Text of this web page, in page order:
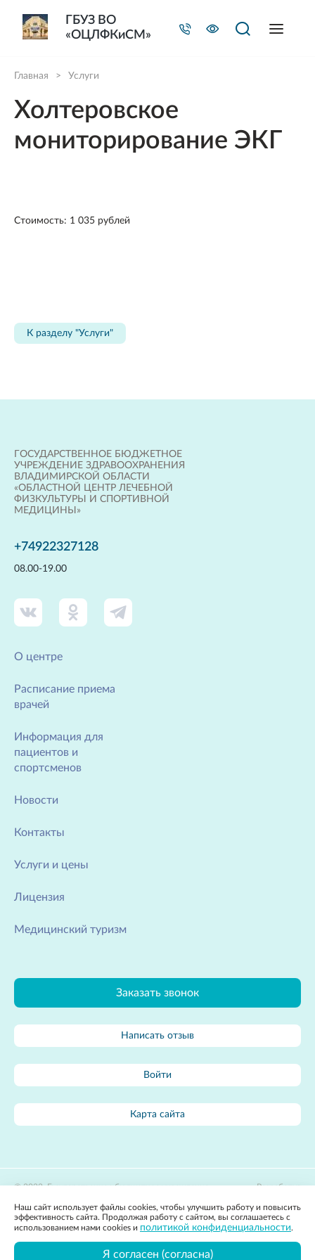
Главная > Услуги
Холтеровское
мониторирование ЭКГ
Стоимость: 1 035 рублей
К разделу "Услуги"
ГБУЗ ВО
«ОЦЛФКиСМ»
ГОСУДАРСТВЕННОЕ БЮДЖЕТНОЕ
УЧРЕЖДЕНИЕ ЗДРАВООХРАНЕНИЯ
ВЛАДИМИРСКОЙ ОБЛАСТИ
«ОБЛАСТНОЙ ЦЕНТР ЛЕЧЕБНОЙ
ФИЗКУЛЬТУРЫ И СПОРТИВНОЙ
МЕДИЦИНЫ»
+74922327128
08.00-19.00
О центре
Расписание приема
врачей
Информация для
пациентов и
спортсменов
Новости
Контакты
Услуги и цены
Лицензия
Медицинский туризм
Заказать звонок
Написать отзыв
Войти
Карта сайта
2022, Государственное бюджетное учреждение
лечебной физкультуры и спортивной медицины»
Политика конфиденциальности
Разработка
Apricode
Вся представленная на сайте информация, касающаяся стоимости
товаров и услуг, носит информационный характер и ни при каких
условиях не является публичной офертой, определяемой положениями
Наш сайт использует файлы cookies, чтобы улучшить работу и повысить
эффективность сайта. Продолжая работу с сайтом, вы соглашаетесь с
использованием нами cookies и политикой конфиденциальности.
Я согласен (согласна)